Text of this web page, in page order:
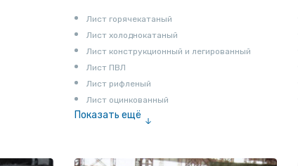
Лист горячекатаный
Лист холоднокатаный
Лист конструкционный и легированный
Лист ПВЛ
Лист рифленый
Лист оцинкованный
Показать ещё